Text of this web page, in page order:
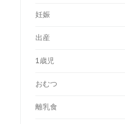
妊娠
出産
1歳児
おむつ
離乳食